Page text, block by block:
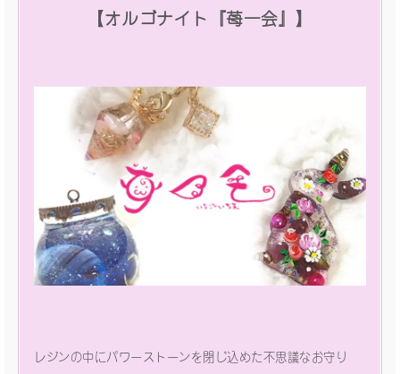
【オルゴナイト『苺一会』】
レジンの中にパワーストーンを閉じ込めた不思議なお守り